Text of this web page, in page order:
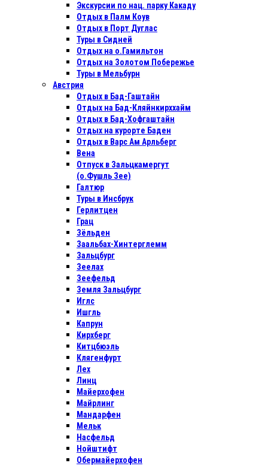
Экскурсии по нац. парку Какаду
Отдых в Палм Коув
Отдых в Порт Дуглас
Туры в Сидней
Отдых на о.Гамильтон
Отдых на Золотом Побережье
Туры в Мельбурн
Австрия
Отдых в Бад-Гаштайн
Отдых на Бад-Кляйнкирххайм
Отдых в Бад-Хофгаштайн
Отдых на курорте Баден
Отдых в Варс Ам Арльберг
Вена
Отпуск в Зальцкамергут
(о.Фушль Зее)
Галтюр
Туры в Инсбрук
Герлитцен
Грац
Зёльден
Заальбах-Хинтерглемм
Зальцбург
Зеелах
Зеефельд
Земля Зальцбург
Иглс
Ишгль
Капрун
Кирхберг
Китцбюэль
Клягенфурт
Лех
Линц
Майерхофен
Майрлинг
Мандарфен
Мельк
Насфельд
Нойштифт
Обермайерхофен